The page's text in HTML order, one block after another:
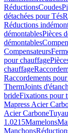
RéductionsCoudes
détachées pour Tés
Réductions
démontablesPièces
démontables
Compensateurs
pour chauffage
chauffage
Raccordements
ThermJoints
brideFixations pour
Mapress Acier
Acier Carbone
1.0215Mamelons
Manchons